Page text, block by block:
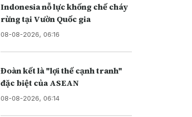
Indonesia nỗ lực khống chế cháy
rừng tại Vườn Quốc gia
08-08-2026, 06:16
Đoàn kết là "lợi thế cạnh tranh"
đặc biệt của ASEAN
08-08-2026, 06:14